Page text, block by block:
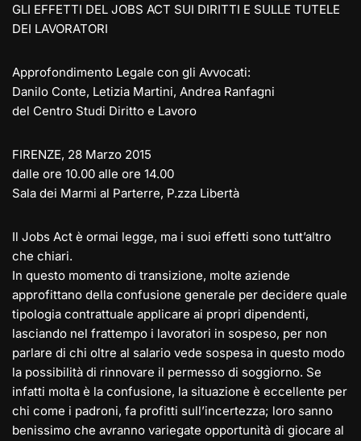
GLI EFFETTI DEL JOBS ACT SUI DIRITTI E SULLE TUTELE
DEI LAVORATORI
Approfondimento Legale con gli Avvocati:
Danilo Conte, Letizia Martini, Andrea Ranfagni
del Centro Studi Diritto e Lavoro
FIRENZE, 28 Marzo 2015
dalle ore 10.00 alle ore 14.00
Sala dei Marmi al Parterre, P.zza Libertà
Il Jobs Act è ormai legge, ma i suoi effetti sono tutt’altro
che chiari.
In questo momento di transizione, molte aziende
approfittano della confusione generale per decidere quale
tipologia contrattuale applicare ai propri dipendenti,
lasciando nel frattempo i lavoratori in sospeso, per non
parlare di chi oltre al salario vede sospesa in questo modo
la possibilità di rinnovare il permesso di soggiorno. Se
infatti molta è la confusione, la situazione è eccellente per
chi come i padroni, fa profitti sull’incertezza; loro sanno
benissimo che avranno variegate opportunità di giocare al